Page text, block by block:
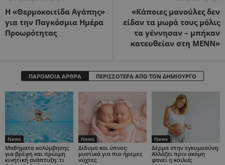
Η «Θερμοκοιτίδα Αγάπης»
για την Παγκόσμια Ημέρα
Προωρότητας
«Κάποιες μανούλες δεν
είδαν τα μωρά τους μόλις
τα γέννησαν – μπήκαν
κατευθείαν στη ΜΕΝΝ»
ΠΑΡΟΜΟΙΑ ΑΡΘΡΑ ΠΕΡΙΣΣΟΤΕΡΑ ΑΠΟ ΤΟΝ ΔΗΜΙΟΥΡΓΟ
News
Μαθήματα κολύμβησης
για βρέφη και πρώιμη
κινητική ανάπτυξη: τι
News
Δίδυμα και ύπνος:
μυστικά για πιο ήρεμες
νύχτες
News
Δέρμα στην εγκυμοσύνη:
Αλλάζει πριν ακόμη
φανεί η κοιλιά;